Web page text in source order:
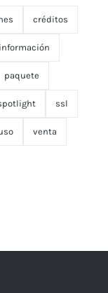
créditos
información
paquete
ssl
venta